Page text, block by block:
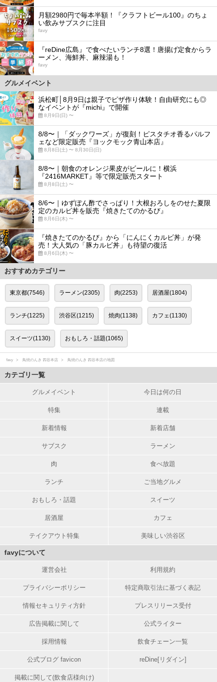
4
月額2980円で毎本半額！『クラフトビール100』のちょ
い飲みサブスクに注目
favy
5
『reDine広島』で食べたいランチ8選！唐揚げ定食からラ
ーメン、海鮮丼、麻辣湯も！
favy
グルメイベント
浜松町│8月9日は親子でピザ作り体験！自由研究にも◎
なイベントが『michi』で開催
8月9日(日) 〜
8/8〜｜「ダックワーズ」が復刻！ピスタチオ香るパルフ
ェなど限定販売『ヨックモック青山本店』
8月8日(土) 〜 8月30日(日)
8/8〜｜朝食のオレンジ果皮がビールに！横浜
『2416MARKET』等で限定販売スタート
8月8日(土) 〜
8/6〜｜ゆずぽん酢でさっぱり！大根おろしをのせた夏限
定のカルビ丼を販売『焼きたてのかるび』
8月6日(木) 〜
『焼きたてのかるび』から「にんにくカルビ丼」が発
売！大人気の「豚カルビ丼」も待望の復活
8月6日(木) 〜
おすすめカテゴリー
東京都(7546) ラーメン(2305) 肉(2253) 居酒屋(1804)
ランチ(1225) 渋谷区(1215) 焼肉(1138) カフェ(1130)
スイーツ(1130) おもしろ・話題(1065)
favy 鳥焼のんき 四谷本店 鳥焼のんき 四谷本店の地図
カテゴリ一覧
グルメイベント 今日は何の日
特集 連載
新着情報 新着店舗
サブスク ラーメン
肉 食べ放題
ランチ ご当地グルメ
おもしろ・話題 スイーツ
居酒屋 カフェ
テイクアウト特集 美味しい渋谷区
favyについて
運営会社 利用規約
プライバシーポリシー 特定商取引法に基づく表記
情報セキュリティ方針 プレスリリース受付
広告掲載に関して 公式ライター
採用情報 飲食チェーン一覧
公式ブログ favicon reDine[リダイン]
掲載に関して(飲食店様向け)